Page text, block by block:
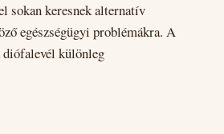
sokan keresnek alternatív
egészségügyi problémákra. A
diófalevél különleg